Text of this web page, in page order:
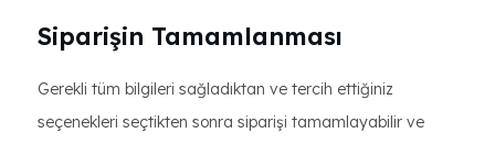
Siparişin Tamamlanması
Gerekli tüm bilgileri sağladıktan ve tercih ettiğiniz
seçenekleri seçtikten sonra siparişi tamamlayabilir ve